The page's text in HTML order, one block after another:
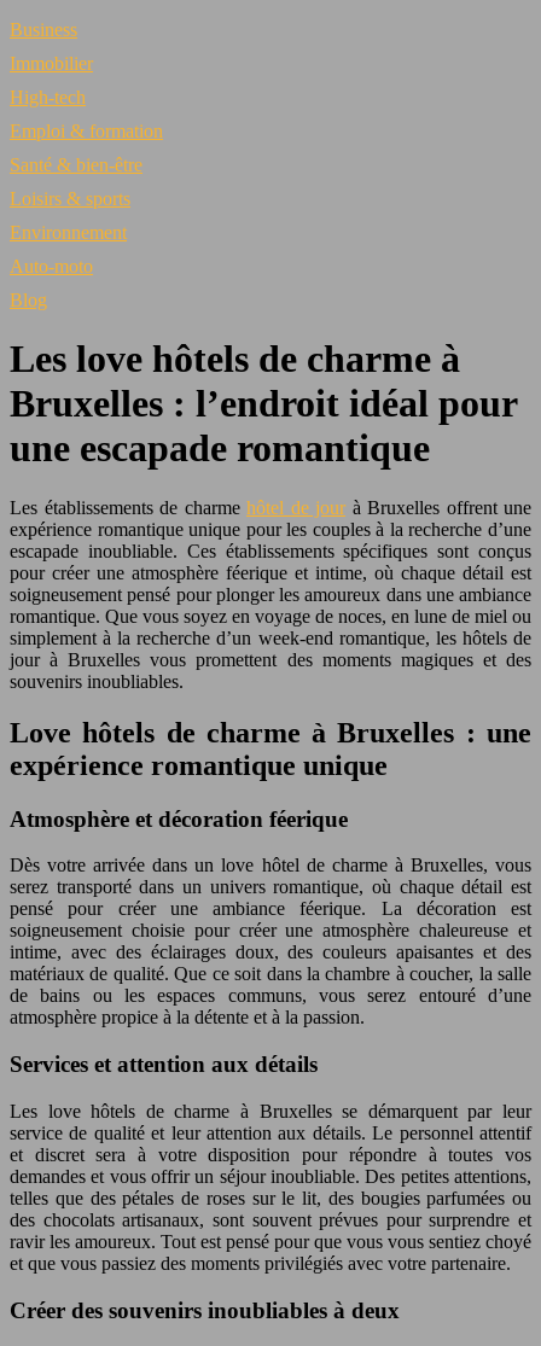
Business
Immobilier
High-tech
Emploi & formation
Santé & bien-être
Loisirs & sports
Environnement
Auto-moto
Blog
Les love hôtels de charme à
Bruxelles : l’endroit idéal pour
une escapade romantique
Les établissements de charme hôtel de jour à Bruxelles offrent une
expérience romantique unique pour les couples à la recherche d’une
escapade inoubliable. Ces établissements spécifiques sont conçus
pour créer une atmosphère féerique et intime, où chaque détail est
soigneusement pensé pour plonger les amoureux dans une ambiance
romantique. Que vous soyez en voyage de noces, en lune de miel ou
simplement à la recherche d’un week-end romantique, les hôtels de
jour à Bruxelles vous promettent des moments magiques et des
souvenirs inoubliables.
Love hôtels de charme à Bruxelles : une
expérience romantique unique
Atmosphère et décoration féerique
Dès votre arrivée dans un love hôtel de charme à Bruxelles, vous
serez transporté dans un univers romantique, où chaque détail est
pensé pour créer une ambiance féerique. La décoration est
soigneusement choisie pour créer une atmosphère chaleureuse et
intime, avec des éclairages doux, des couleurs apaisantes et des
matériaux de qualité. Que ce soit dans la chambre à coucher, la salle
de bains ou les espaces communs, vous serez entouré d’une
atmosphère propice à la détente et à la passion.
Services et attention aux détails
Les love hôtels de charme à Bruxelles se démarquent par leur
service de qualité et leur attention aux détails. Le personnel attentif
et discret sera à votre disposition pour répondre à toutes vos
demandes et vous offrir un séjour inoubliable. Des petites attentions,
telles que des pétales de roses sur le lit, des bougies parfumées ou
des chocolats artisanaux, sont souvent prévues pour surprendre et
ravir les amoureux. Tout est pensé pour que vous vous sentiez choyé
et que vous passiez des moments privilégiés avec votre partenaire.
Créer des souvenirs inoubliables à deux